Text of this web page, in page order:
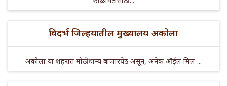
विदर्भ जिल्हयातील मुख्यालय अकोला
अकोला या शहरात मोठी धान्य बाजारपेठ असून, अनेक ऑईल मिल ...